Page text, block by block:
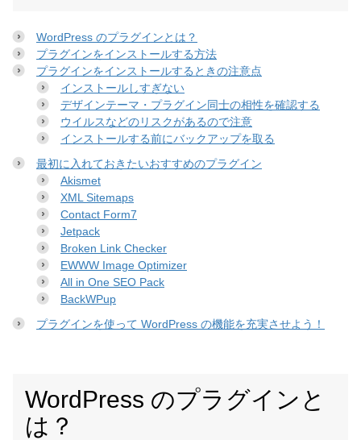
WordPress のプラグインとは？
プラグインをインストールする方法
プラグインをインストールするときの注意点
インストールしすぎない
デザインテーマ・プラグイン同士の相性を確認する
ウイルスなどのリスクがあるので注意
インストールする前にバックアップを取る
最初に入れておきたいおすすめのプラグイン
Akismet
XML Sitemaps
Contact Form7
Jetpack
Broken Link Checker
EWWW Image Optimizer
All in One SEO Pack
BackWPup
プラグインを使って WordPress の機能を充実させよう！
WordPress のプラグインと
は？